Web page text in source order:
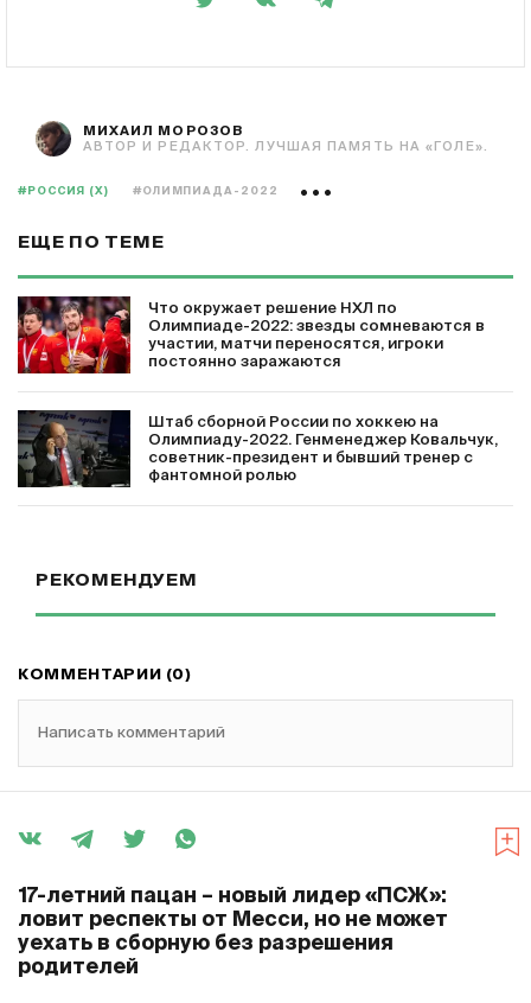
МИХАИЛ МОРОЗОВ
АВТОР И РЕДАКТОР. ЛУЧШАЯ ПАМЯТЬ НА «ГОЛЕ».
#РОССИЯ (Х) #ОЛИМПИАДА-2022
ЕЩЕ ПО ТЕМЕ
Что окружает решение НХЛ по
Олимпиаде-2022: звезды сомневаются в
участии, матчи переносятся, игроки
постоянно заражаются
Штаб сборной России по хоккею на
Олимпиаду-2022. Генменеджер Ковальчук,
советник-президент и бывший тренер с
фантомной ролью
РЕКОМЕНДУЕМ
КОММЕНТАРИИ (0)
Написать комментарий
17-летний пацан – новый лидер «ПСЖ»:
ловит респекты от Месси, но не может
уехать в сборную без разрешения
родителей